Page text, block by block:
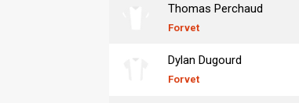
Thomas Perchaud
Forvet
Dylan Dugourd
Forvet